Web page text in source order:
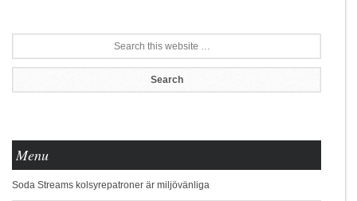
Menu
Soda Streams kolsyrepatroner är miljövänliga